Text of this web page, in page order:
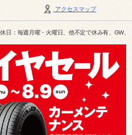
アクセスマップ
日：毎週月曜・火曜日、他不定で休み有、GW、